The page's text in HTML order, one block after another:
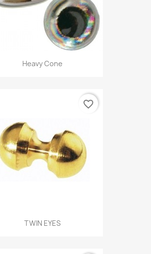
Heavy Cone
TWIN EYES
favorite_border